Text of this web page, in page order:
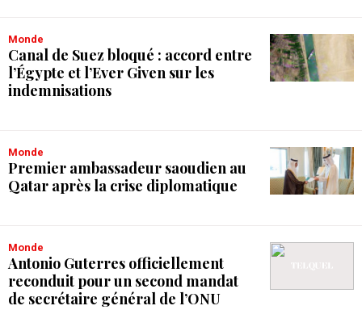
Monde
Canal de Suez bloqué : accord entre
l’Égypte et l’Ever Given sur les
indemnisations
Monde
Premier ambassadeur saoudien au
Qatar après la crise diplomatique
Monde
Antonio Guterres officiellement
reconduit pour un second mandat
de secrétaire général de l’ONU